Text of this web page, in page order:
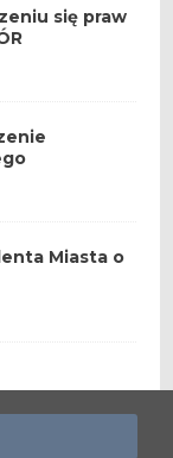
się praw
Miasta o